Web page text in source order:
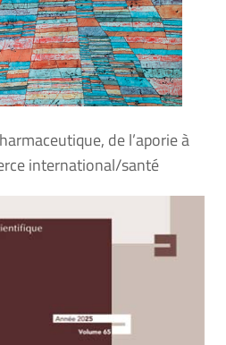
de l’aporie à
international/santé